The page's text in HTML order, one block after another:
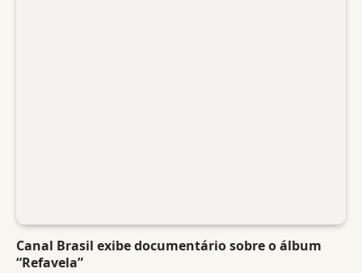
Canal Brasil exibe documentário sobre o álbum
“Refavela”